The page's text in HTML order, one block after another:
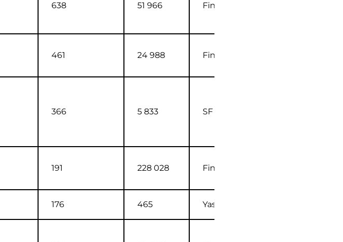
638 51 966 Finnkino FI
461 24 988 Finnkino FI
366 5 833 SF FI
191 228 028 Finnkino FI
176 465 Yash FI